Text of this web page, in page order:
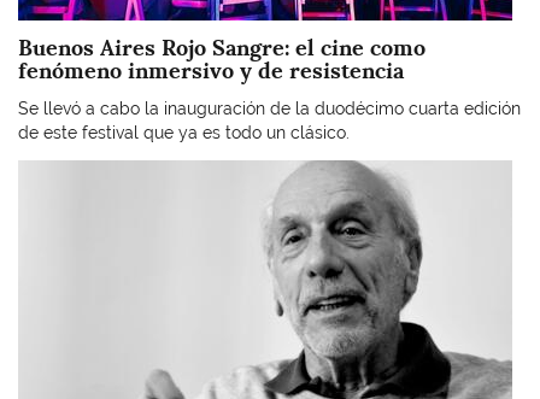
Buenos Aires Rojo Sangre: el cine como
fenómeno inmersivo y de resistencia
Se llevó a cabo la inauguración de la duodécimo cuarta edición
de este festival que ya es todo un clásico.